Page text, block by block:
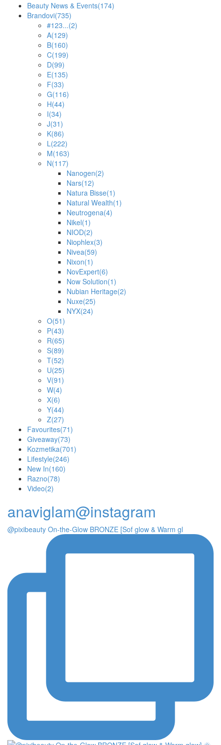
Beauty News & Events(174)
Brandovi(735)
#123...(2)
A(129)
B(160)
C(199)
D(99)
E(135)
F(33)
G(116)
H(44)
I(34)
J(31)
K(86)
L(222)
M(163)
N(117)
Nanogen(2)
Nars(12)
Natura Bisse(1)
Natural Wealth(1)
Neutrogena(4)
Nikel(1)
NIOD(2)
Niophlex(3)
Nivea(59)
Nixon(1)
NovExpert(6)
Now Solution(1)
Nubian Heritage(2)
Nuxe(25)
NYX(24)
O(51)
P(43)
R(65)
S(89)
T(52)
U(25)
V(91)
W(4)
X(6)
Y(44)
Z(27)
Favourites(71)
Giveaway(73)
Kozmetika(701)
Lifestyle(246)
New In(160)
Razno(78)
Video(2)
anaviglam@instagram
@pixibeauty On-the-Glow BRONZE [Sof glow & Warm gl